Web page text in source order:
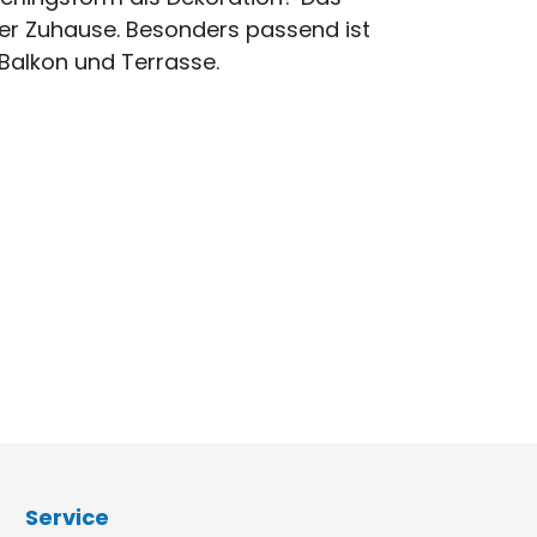
Zuhause. Besonders passend ist
und Terrasse.
Service